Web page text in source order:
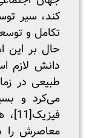
کند، سیر
تکامل و
حال بر این
دانش لازم
طبیعی در
می‌کرد و
فیزیک[11]
،
معاصرش را